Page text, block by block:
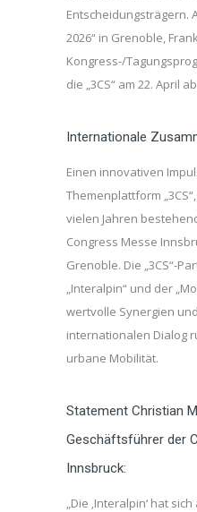
Entscheidungsträgern.
2026“ in Grenoble,
Kongress-/
die „3CS“ am 22. April
Internationale
Einen innovativen
Themenplattform
vielen Jahren
Congress Messe
Grenoble. Die „3CS“-
„Interalpin“ und der
wertvolle Synergien
internationalen Dialog
urbane Mobilität.
Statement Christian
Geschäftsführer der
Innsbruck:
„Die ‚Interalpin‘ hat